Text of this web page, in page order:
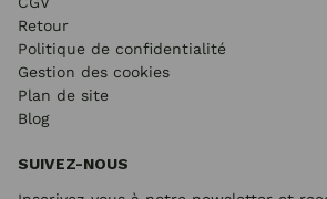
Retour
Politique de confidentialité
Gestion des cookies
Plan de site
Blog
SUIVEZ-NOUS